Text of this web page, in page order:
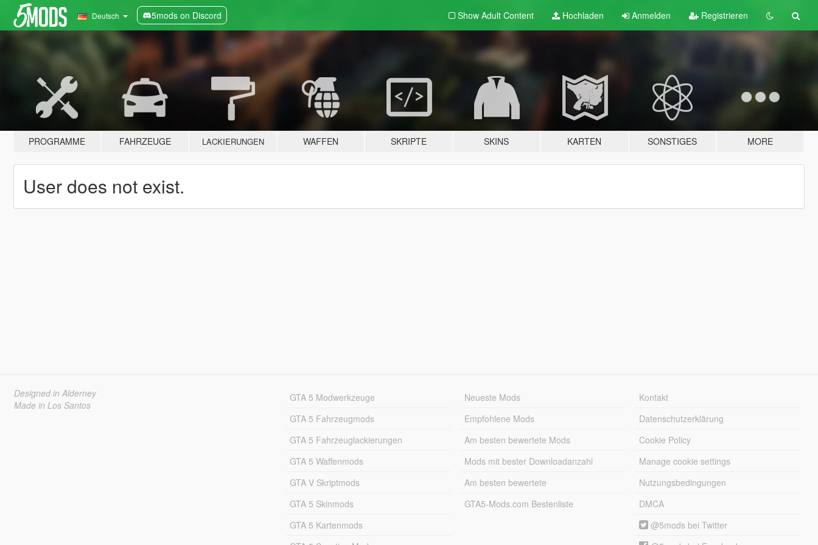
Deutsch 5mods on Discord Show Adult Content Hochladen Anmelden Registrieren
PROGRAMME FAHRZEUGE LACKIERUNGEN WAFFEN SKRIPTE SKINS KARTEN SONSTIGES MORE
User does not exist.
Designed in Alderney
Made in Los Santos
GTA 5 Modwerkzeuge
GTA 5 Fahrzeugmods
GTA 5 Fahrzeuglackierungen
GTA 5 Waffenmods
GTA V Skriptmods
GTA 5 Skinmods
GTA 5 Kartenmods
Neueste Mods
Empfohlene Mods
Am besten bewertete Mods
Mods mit bester Downloadanzahl
Am besten bewertete
GTA5-Mods.com Bestenliste
Kontakt
Datenschutzerklärung
Cookie Policy
Manage cookie settings
Nutzungsbedingungen
DMCA
@5mods bei Twitter